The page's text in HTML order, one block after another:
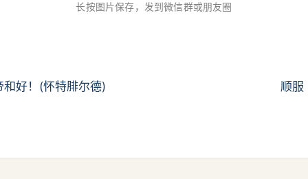
长按图片保存，发到微信群或朋友圈
和好！(怀特腓尔德) 顺服